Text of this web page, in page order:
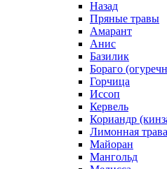
Назад
Пряные травы
Амарант
Анис
Базилик
Бораго
Горчица
Иссоп
Кервель
Кориандр
Лимонная трава
Майоран
Мангольд